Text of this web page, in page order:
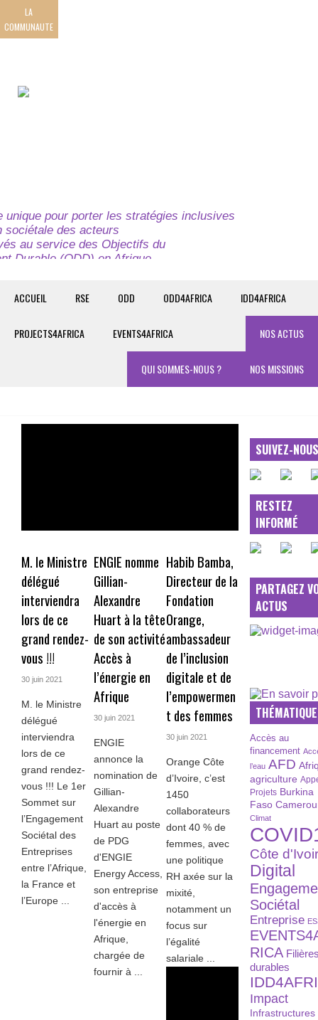
LA
COMMUNAUTE
unique pour porter les stratégies inclusives
sociétale des acteurs
au service des Objectifs du
Durable (ODD) en Afrique.
ACCUEIL RSE ODD ODD4AFRICA IDD4AFRICA
PROJECTS4AFRICA EVENTS4AFRICA NOS ACTUS
NOS MISSIONS
QUI SOMMES-NOUS ?
M. le Ministre
délégué
interviendra
lors de ce
grand rendez-
vous !!!
30 juin 2021
M. le Ministre
délégué
interviendra
lors de ce
grand rendez-
vous !!! Le 1er
Sommet sur
l’Engagement
Sociétal des
Entreprises
entre l’Afrique,
la France et
l’Europe ...
ENGIE nomme
Gillian-
Alexandre
Huart à la tête
de son activité
Accès à
l’énergie en
Afrique
30 juin 2021
ENGIE
annonce la
nomination de
Gillian-
Alexandre
Huart au poste
de PDG
d'ENGIE
Energy Access,
son entreprise
d'accès à
l'énergie en
Afrique,
chargée de
fournir à ...
Habib Bamba,
Directeur de la
Fondation
Orange,
ambassadeur
de l’inclusion
digitale et de
l’empowermen
t des femmes
30 juin 2021
Orange Côte
d’Ivoire, c’est
1450
collaborateurs
dont 40 % de
femmes, avec
une politique
RH axée sur la
mixité,
notamment un
focus sur
l’égalité
salariale ...
SUIVEZ-
RESTEZ
INFORMÉ
PARTAGEZ
ACTUS
Accès au
financement
l’eau AFD
agriculture
Projets Burkina
Faso
Climat
Côte
Digital
Sociétal
Entreprise
RICA
durables
Impact
Infrastructures